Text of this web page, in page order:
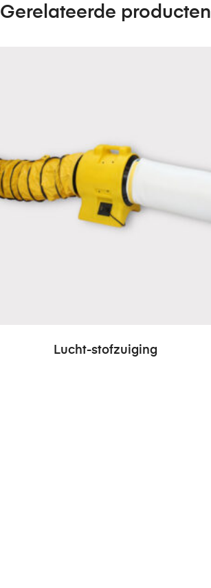
Gerelateerde producten
Lucht-stofzuiging